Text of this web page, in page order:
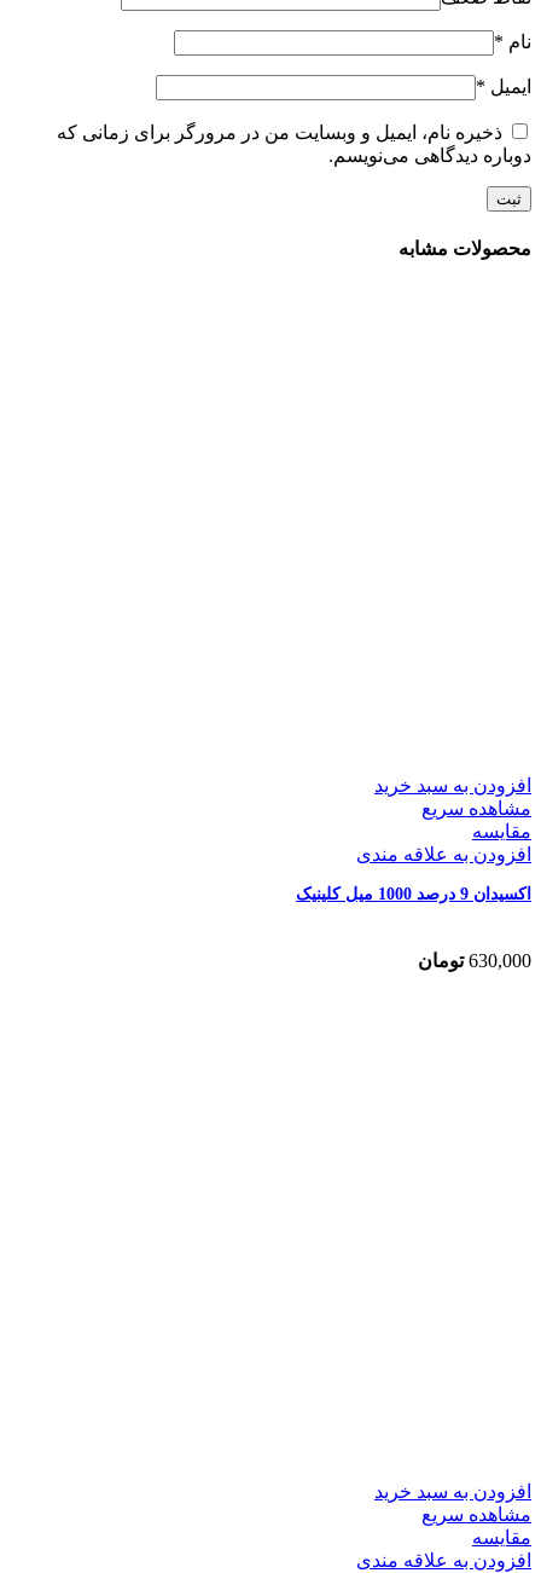
نام *
ایمیل *
ذخیره نام، ایمیل و وبسایت من در مرورگر برای زمانی که
دوباره دیدگاهی می‌نویسم.
محصولات مشابه
افزودن به سبد خرید
مشاهده سریع
مقایسه
افزودن به علاقه مندی
اکسیدان 9 درصد 1000 میل کلینیک
630,000 تومان
افزودن به سبد خرید
مشاهده سریع
مقایسه
افزودن به علاقه مندی